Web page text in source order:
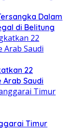
Dalam
di Belitung
22
Arab Saudi
Timur